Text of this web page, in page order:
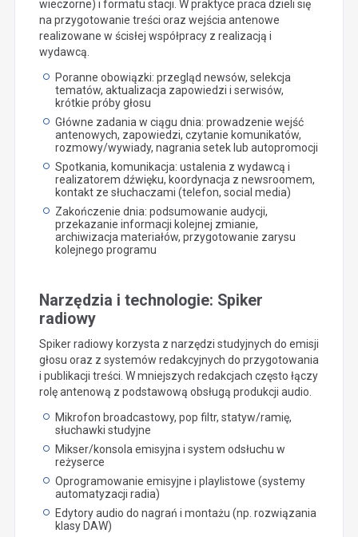
wieczorne) i formatu stacji. W praktyce praca dzieli się
na przygotowanie treści oraz wejścia antenowe
realizowane w ścisłej współpracy z realizacją i
wydawcą.
Poranne obowiązki: przegląd newsów, selekcja
tematów, aktualizacja zapowiedzi i serwisów,
krótkie próby głosu
Główne zadania w ciągu dnia: prowadzenie wejść
antenowych, zapowiedzi, czytanie komunikatów,
rozmowy/wywiady, nagrania setek lub autopromocji
Spotkania, komunikacja: ustalenia z wydawcą i
realizatorem dźwięku, koordynacja z newsroomem,
kontakt ze słuchaczami (telefon, social media)
Zakończenie dnia: podsumowanie audycji,
przekazanie informacji kolejnej zmianie,
archiwizacja materiałów, przygotowanie zarysu
kolejnego programu
Narzędzia i technologie: Spiker
radiowy
Spiker radiowy korzysta z narzędzi studyjnych do emisji
głosu oraz z systemów redakcyjnych do przygotowania
i publikacji treści. W mniejszych redakcjach często łączy
rolę antenową z podstawową obsługą produkcji audio.
Mikrofon broadcastowy, pop filtr, statyw/ramię,
słuchawki studyjne
Mikser/konsola emisyjna i system odsłuchu w
reżyserce
Oprogramowanie emisyjne i playlistowe (systemy
automatyzacji radia)
Edytory audio do nagrań i montażu (np. rozwiązania
klasy DAW)